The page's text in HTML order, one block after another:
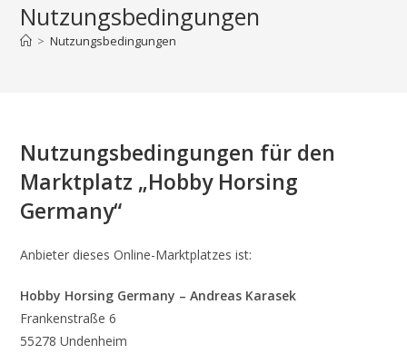
Nutzungsbedingungen
> Nutzungsbedingungen
Nutzungsbedingungen für den
Marktplatz „Hobby Horsing
Germany“
Anbieter dieses Online-Marktplatzes ist:
Hobby Horsing Germany – Andreas Karasek
Frankenstraße 6
55278 Undenheim